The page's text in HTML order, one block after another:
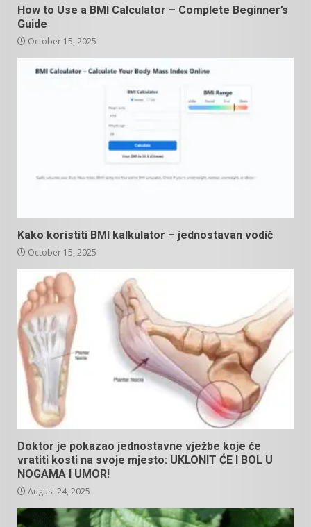
How to Use a BMI Calculator – Complete Beginner’s
Guide
October 15, 2025
Kako koristiti BMI kalkulator – jednostavan vodič
October 15, 2025
Doktor je pokazao jednostavne vježbe koje će
vratiti kosti na svoje mjesto: UKLONIT ĆE I BOL U
NOGAMA I UMOR!
August 24, 2025